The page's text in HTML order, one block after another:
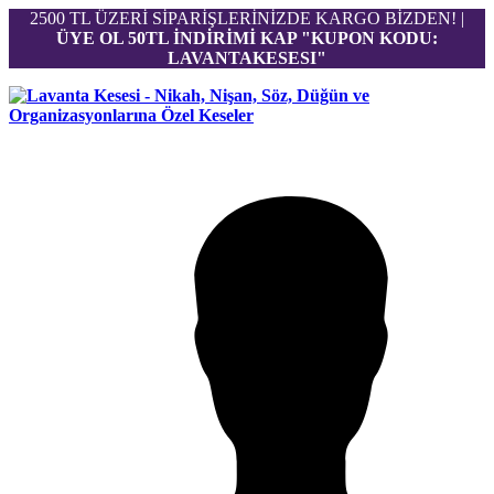
2500 TL ÜZERİ SİPARİŞLERİNİZDE KARGO BİZDEN! |
ÜYE OL 50TL İNDİRİMİ KAP "KUPON KODU:
LAVANTAKESESI"